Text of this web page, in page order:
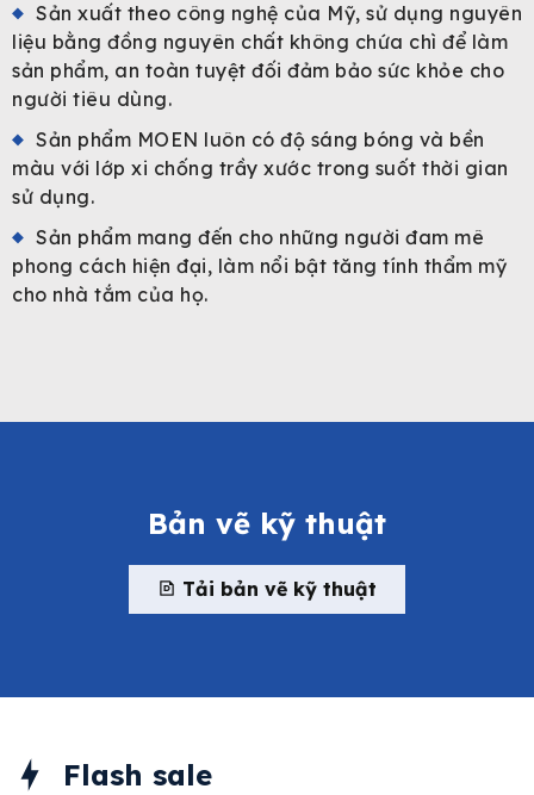
Sản xuất theo công nghệ của Mỹ, sử dụng nguyên
liệu bằng đồng nguyên chất không chứa chì để làm
sản phẩm, an toàn tuyệt đối đảm bảo sức khỏe cho
người tiêu dùng.
Sản phẩm MOEN luôn có độ sáng bóng và bền
màu với lớp xi chống trầy xước trong suốt thời gian
sử dụng.
Sản phẩm mang đến cho những người đam mê
phong cách hiện đại, làm nổi bật tăng tính thẩm mỹ
cho nhà tắm của họ.
Bản vẽ kỹ thuật
Tải bản vẽ kỹ thuật
Flash sale